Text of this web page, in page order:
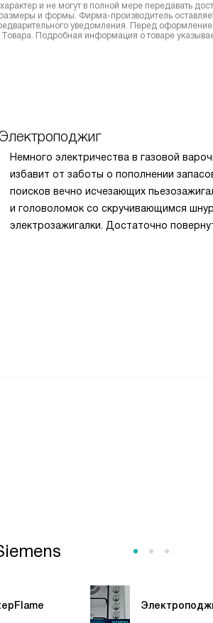
и не могут в полной мере передавать
и формы. Фирма-производитель
уведомления. Перед
Подробная информация о товаре
Немного электричества в газовой
избавит от заботы о пополнении
поисков вечно исчезающих
и головоломок со скручивающимся
электрозажигалки. Достаточно